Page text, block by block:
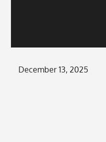
Posted
December 13, 2025